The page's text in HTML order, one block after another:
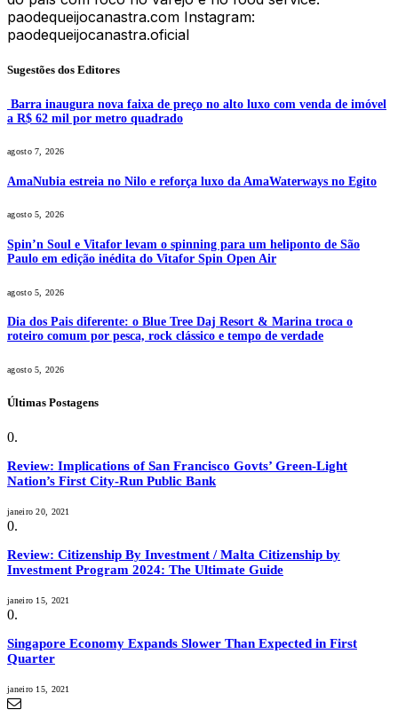
paodequeijocanastra.com Instagram:
paodequeijocanastra.oficial
Sugestões dos Editores
Barra inaugura nova faixa de preço no alto luxo com venda de imóvel
a R$ 62 mil por metro quadrado
agosto 7, 2026
AmaNubia estreia no Nilo e reforça luxo da AmaWaterways no Egito
agosto 5, 2026
Spin’n Soul e Vitafor levam o spinning para um heliponto de São
Paulo em edição inédita do Vitafor Spin Open Air
agosto 5, 2026
Dia dos Pais diferente: o Blue Tree Daj Resort & Marina troca o
roteiro comum por pesca, rock clássico e tempo de verdade
agosto 5, 2026
Últimas Postagens
Review: Implications of San Francisco Govts’ Green-Light
Nation’s First City-Run Public Bank
janeiro 20, 2021
Review: Citizenship By Investment / Malta Citizenship by
Investment Program 2024: The Ultimate Guide
janeiro 15, 2021
Singapore Economy Expands Slower Than Expected in First
Quarter
janeiro 15, 2021